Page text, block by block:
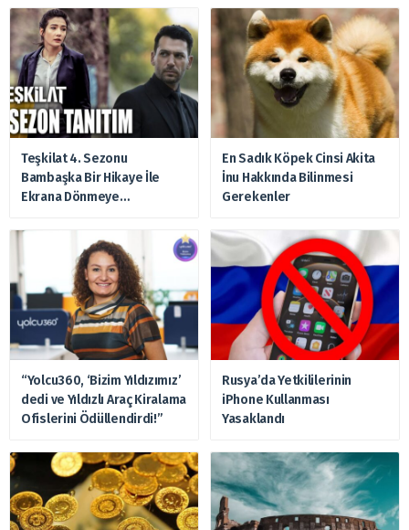
Teşkilat 4. Sezonu
Bambaşka Bir Hikaye İle
Ekrana Dönmeye
En Sadık Köpek Cinsi Akita
İnu Hakkında Bilinmesi
Gerekenler
“Yolcu360, ‘Bizim Yıldızımız’
dedi ve Yıldızlı Araç Kiralama
Ofislerini Ödüllendirdi!”
Rusya’da Yetkililerinin
iPhone Kullanması
Yasaklandı